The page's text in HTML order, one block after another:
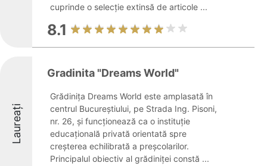
cuprinde o selecție extinsă de articole ...
8.1
Laureați
Gradinita "Dreams World"
Grădinița Dreams World este amplasată în
centrul Bucureștiului, pe Strada Ing. Pisoni,
nr. 26, și funcționează ca o instituție
educațională privată orientată spre
creșterea echilibrată a preșcolarilor.
Principalul obiectiv al grădiniței constă ...